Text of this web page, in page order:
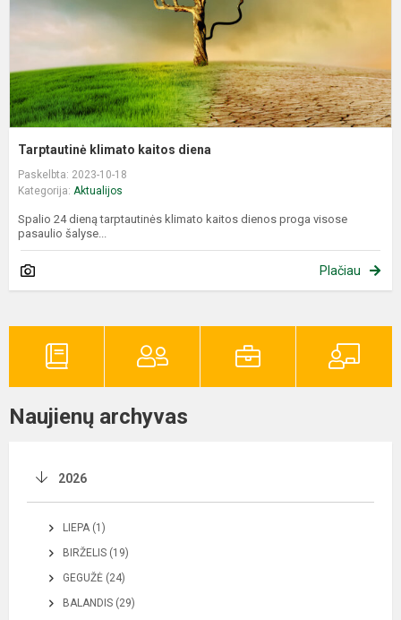
Tarptautinė klimato kaitos diena
Paskelbta: 2023-10-18
Kategorija: Aktualijos
Spalio 24 dieną tarptautinės klimato kaitos dienos proga visose
pasaulio šalyse...
Plačiau
Naujienų archyvas
2026
LIEPA (1)
BIRŽELIS (19)
GEGUŽĖ (24)
BALANDIS (29)